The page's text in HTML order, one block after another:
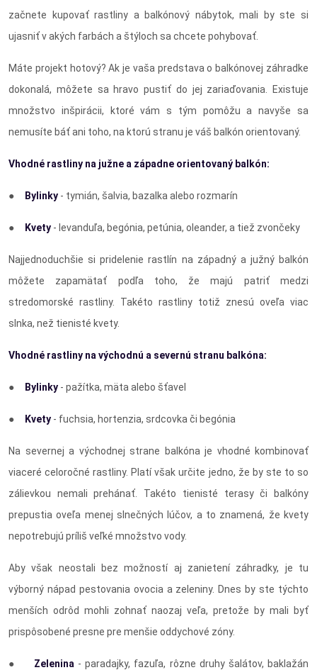
začnete kupovať rastliny a balkónový nábytok, mali by ste si
ujasniť v akých farbách a štýloch sa chcete pohybovať.
Máte projekt hotový? Ak je vaša predstava o balkónovej záhradke
dokonalá, môžete sa hravo pustiť do jej zariaďovania. Existuje
množstvo inšpirácii, ktoré vám s tým pomôžu a navyše sa
nemusíte báť ani toho, na ktorú stranu je váš balkón orientovaný.
Vhodné rastliny na južne a západne orientovaný balkón:
● Bylinky - tymián, šalvia, bazalka alebo rozmarín
● Kvety - levanduľa, begónia, petúnia, oleander, a tiež zvončeky
Najjednoduchšie si pridelenie rastlín na západný a južný balkón
môžete zapamätať podľa toho, že majú patriť medzi
stredomorské rastliny. Takéto rastliny totiž znesú oveľa viac
slnka, než tienisté kvety.
Vhodné rastliny na východnú a severnú stranu balkóna:
● Bylinky - pažítka, mäta alebo šťavel
● Kvety - fuchsia, hortenzia, srdcovka či begónia
Na severnej a východnej strane balkóna je vhodné kombinovať
viaceré celoročné rastliny. Platí však určite jedno, že by ste to so
zálievkou nemali prehánať. Takéto tienisté terasy či balkóny
prepustia oveľa menej slnečných lúčov, a to znamená, že kvety
nepotrebujú príliš veľké množstvo vody.
Aby však neostali bez možností aj zanietení záhradky, je tu
výborný nápad pestovania ovocia a zeleniny. Dnes by ste týchto
menších odrôd mohli zohnať naozaj veľa, pretože by mali byť
prispôsobené presne pre menšie oddychové zóny.
● Zelenina - paradajky, fazuľa, rôzne druhy šalátov, baklažán